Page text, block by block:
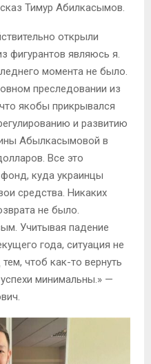
Тимур Абилкасымов.
открыли
фигурантов являюсь я.
момента не было.
преследовании из
якобы прикрывался
и развитию
Абылкасымовой в
Все это
куда украинцы
средства. Никаких
не было.
Учитывая падение
года, ситуация не
чтоб как-то вернуть
минимальны.» —